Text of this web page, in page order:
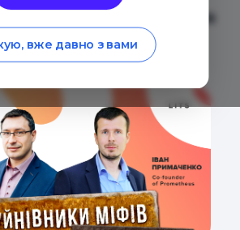
«Руйнівники міфів
2020 2640
вже давно з вами